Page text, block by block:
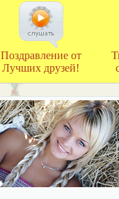
Поздравление от
Лучших друзей!